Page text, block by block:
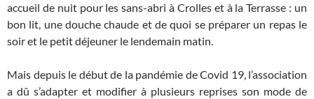
accueil de nuit pour les sans-abri à Crolles et à la Terrasse : un
bon lit, une douche chaude et de quoi se préparer un repas le
soir et le petit déjeuner le lendemain matin.
Mais depuis le début de la pandémie de Covid 19, l’association
a dû s’adapter et modifier à plusieurs reprises son mode de